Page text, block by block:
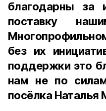
благодарны за
поставку
без их
поддержки это
нам не по
посёлка Наталья